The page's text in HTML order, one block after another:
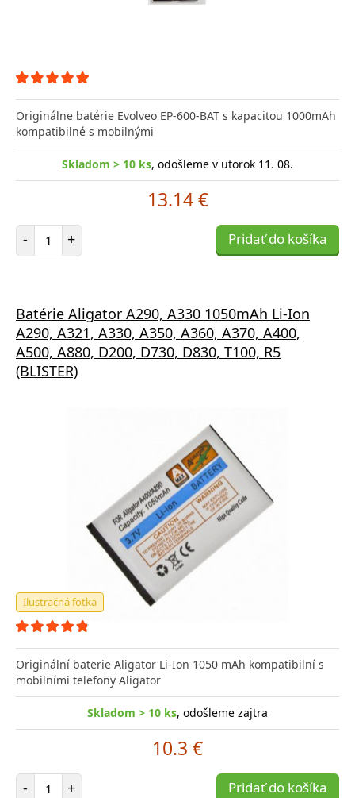
Originálne batérie Evolveo EP-600-BAT s kapacitou 1000mAh
kompatibilné s mobilnými
Skladom > 10 ks, odošleme v utorok 11. 08.
13.14 €
- Počet položiek
+ Pridať do košíka
Batérie Aligator A290, A330 1050mAh Li-Ion
A290, A321, A330, A350, A360, A370, A400,
A500, A880, D200, D730, D830, T100, R5
(BLISTER)
Ilustračná fotka
Originální baterie Aligator Li-Ion 1050 mAh kompatibilní s
mobilními telefony Aligator
Skladom > 10 ks, odošleme zajtra
10.3 €
- Počet položiek
+ Pridať do košíka